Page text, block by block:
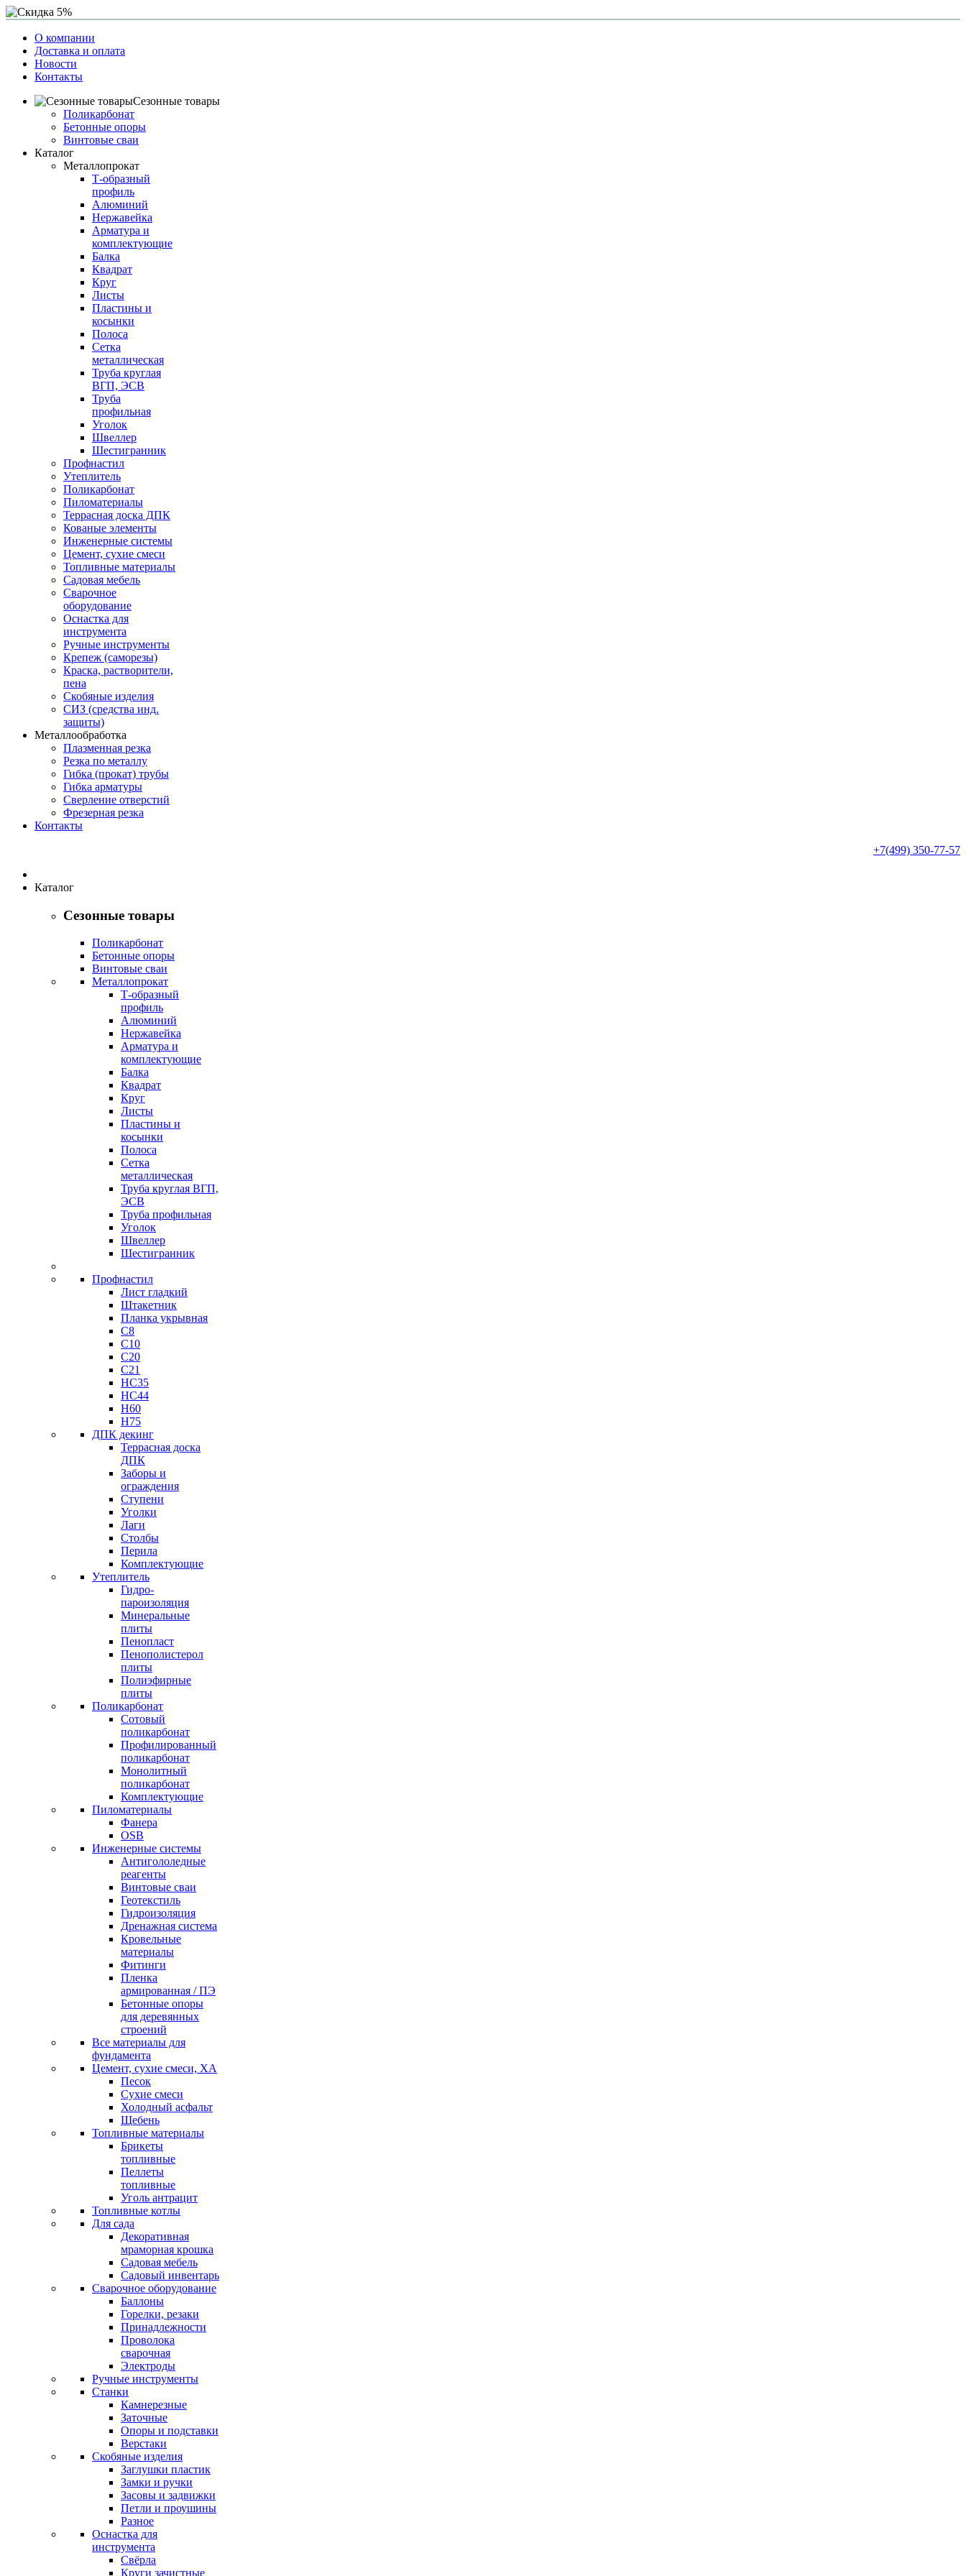
О компании
Доставка и оплата
Новости
Контакты
Сезонные товары
Поликарбонат
Бетонные опоры
Винтовые сваи
Каталог
Металлопрокат
Т-образный
профиль
Алюминий
Нержавейка
Арматура и
комплектующие
Балка
Квадрат
Круг
Листы
Пластины и
косынки
Полоса
Сетка
металлическая
Труба круглая
ВГП, ЭСВ
Труба
профильная
Уголок
Швеллер
Шестигранник
Профнастил
Утеплитель
Поликарбонат
Пиломатериалы
Террасная доска ДПК
Кованые элементы
Инженерные системы
Цемент, сухие смеси
Топливные материалы
Садовая мебель
Сварочное
оборудование
Оснастка для
инструмента
Ручные инструменты
Крепеж (саморезы)
Краска, растворители,
пена
Скобяные изделия
СИЗ (средства инд.
защиты)
Металлообработка
Плазменная резка
Резка по металлу
Гибка (прокат) трубы
Гибка арматуры
Сверление отверстий
Фрезерная резка
Контакты
+7(499) 350-77-57
Каталог
Сезонные товары
Поликарбонат
Бетонные опоры
Винтовые сваи
Металлопрокат
Т-образный
профиль
Алюминий
Нержавейка
Арматура и
комплектующие
Балка
Квадрат
Круг
Листы
Пластины и
косынки
Полоса
Сетка
металлическая
Труба круглая ВГП,
ЭСВ
Труба профильная
Уголок
Швеллер
Шестигранник
Профнастил
Лист гладкий
Штакетник
Планка укрывная
C8
C10
C20
C21
НС35
HC44
H60
H75
ДПК декинг
Террасная доска
ДПК
Заборы и
ограждения
Ступени
Уголки
Лаги
Столбы
Перила
Комплектующие
Утеплитель
Гидро-
пароизоляция
Минеральные
плиты
Пенопласт
Пенополистерол
плиты
Полиэфирные
плиты
Поликарбонат
Сотовый
поликарбонат
Профилированный
поликарбонат
Монолитный
поликарбонат
Комплектующие
Пиломатериалы
Фанера
OSB
Инженерные системы
Антигололедные
реагенты
Винтовые сваи
Геотекстиль
Гидроизоляция
Дренажная система
Кровельные
материалы
Фитинги
Пленка
армированная / ПЭ
Бетонные опоры
для деревянных
строений
Все материалы для
фундамента
Цемент, сухие смеси, ХА
Песок
Сухие смеси
Холодный асфальт
Щебень
Топливные материалы
Брикеты
топливные
Пеллеты
топливные
Уголь антрацит
Топливные котлы
Для сада
Декоративная
мраморная крошка
Садовая мебель
Садовый инвентарь
Сварочное оборудование
Баллоны
Горелки, резаки
Принадлежности
Проволока
сварочная
Электроды
Ручные инструменты
Станки
Камнерезные
Заточные
Опоры и подставки
Верстаки
Скобяные изделия
Заглушки пластик
Замки и ручки
Засовы и задвижки
Петли и проушины
Разное
Оснастка для
инструмента
Свёрла
Круги зачистные